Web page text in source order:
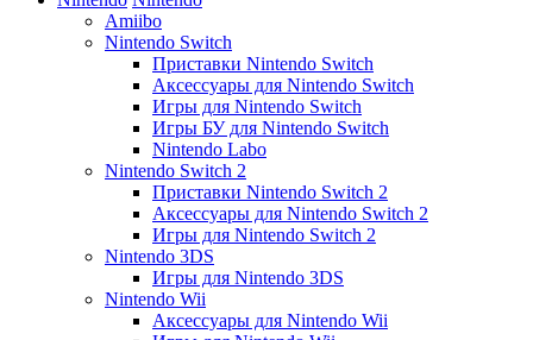
Amiibo
Nintendo Switch
Приставки Nintendo Switch
Аксессуары для Nintendo Switch
Игры для Nintendo Switch
Игры БУ для Nintendo Switch
Nintendo Labo
Nintendo Switch 2
Приставки Nintendo Switch 2
Аксессуары для Nintendo Switch 2
Игры для Nintendo Switch 2
Nintendo 3DS
Игры для Nintendo 3DS
Nintendo Wii
Аксессуары для Nintendo Wii